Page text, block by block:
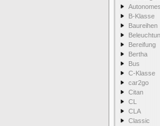
B-Klasse
Baureihen
Bereifung
Bertha
Bus
C-Klasse
car2go
Citan
CL
CLA
Classic